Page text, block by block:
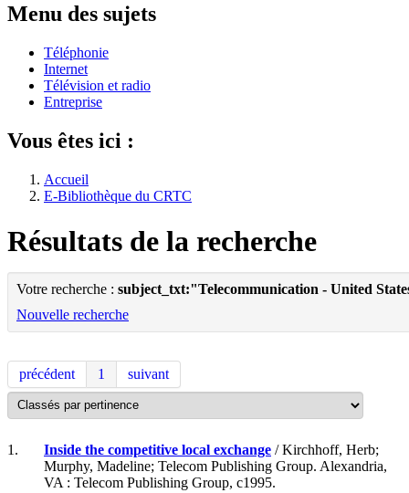
Menu des sujets
Téléphonie
Internet
Télévision et radio
Entreprise
Vous êtes ici :
Accueil
E-Bibliothèque du CRTC
Résultats de la recherche
Votre recherche : subject_txt:"Telecommunication - United
Nouvelle recherche
précédent 1 suivant
1. Inside the competitive local exchange / Kirchhoff, Herb;
Murphy, Madeline; Telecom Publishing Group. Alexandria,
VA : Telecom Publishing Group, c1995.